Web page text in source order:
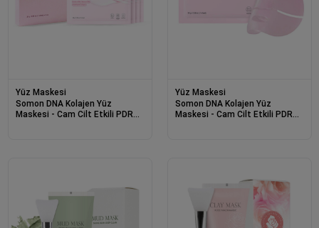
Yüz Maskesi
Somon DNA Kolajen Yüz
Maskesi - Cam Cilt Etkili PDRN
Yüz Maskesi
Somon DNA Kolajen Yüz
Maskesi - Cam Cilt Etkili PDRN